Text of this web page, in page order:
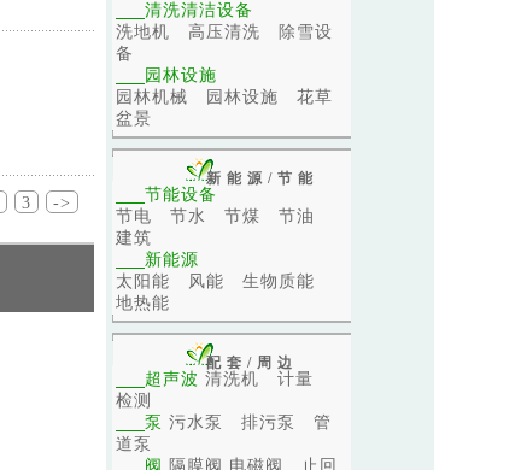
3 ->
清洗清洁设备
洗地机
高压清洗
除雪设
备
园林设施
园林机械
园林设施
花草
盆景
新能源/节能
节能设备
节电
节水 节煤
节油
建筑
新能源
太阳能
风能
生物质能
地热能
配套/周边
超声波 清洗机
计量
检测
泵 污水泵 排污泵
管
道泵
阀
隔膜阀 电磁阀 止回